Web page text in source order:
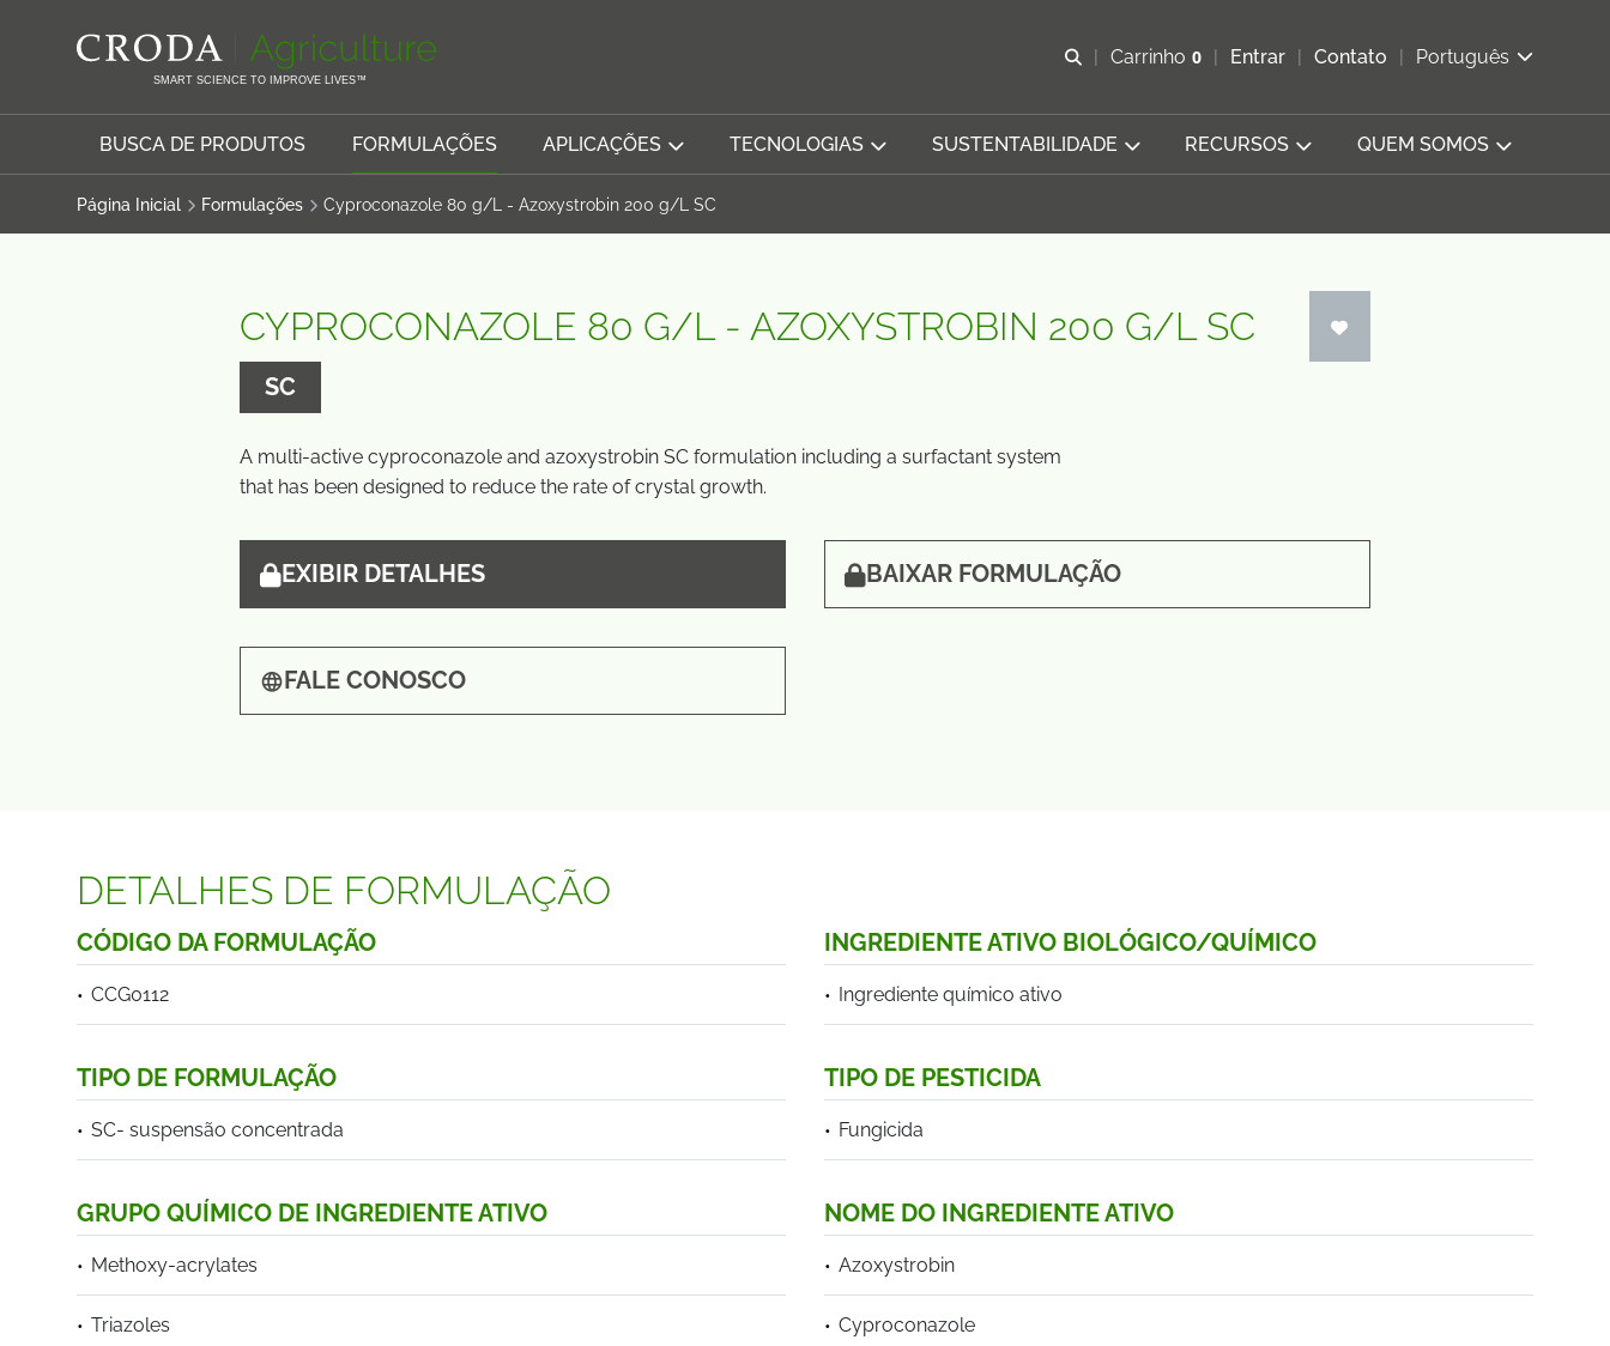
SMART SCIENCE TO IMPROVE LIVES™
Abrir pesquisa
Carrinho 0
Exibir cesta
Entrar Contato Português
BUSCA DE PRODUTOS FORMULAÇÕES APLICAÇÕES TECNOLOGIAS SUSTENTABILIDADE RECURSOS QUEM SOMOS
Página Inicial Formulações Cyproconazole 80 g/L - Azoxystrobin 200 g/L SC
CYPROCONAZOLE 80 G/L - AZOXYSTROBIN 200 G/L SC
SC
A multi-active cyproconazole and azoxystrobin SC formulation including a surfactant system
that has been designed to reduce the rate of crystal growth.
EXIBIR DETALHES BAIXAR FORMULAÇÃO
FALE CONOSCO
DETALHES DE FORMULAÇÃO
CÓDIGO DA FORMULAÇÃO
CCG0112
INGREDIENTE ATIVO BIOLÓGICO/QUÍMICO
Ingrediente químico ativo
TIPO DE FORMULAÇÃO
SC- suspensão concentrada
TIPO DE PESTICIDA
Fungicida
GRUPO QUÍMICO DE INGREDIENTE ATIVO
Methoxy-acrylates
Triazoles
NOME DO INGREDIENTE ATIVO
Azoxystrobin
Cyproconazole